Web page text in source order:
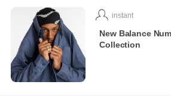
instant
New Balance
Collection